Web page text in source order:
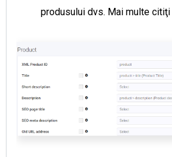
produsului dvs. Mai multe citiţi